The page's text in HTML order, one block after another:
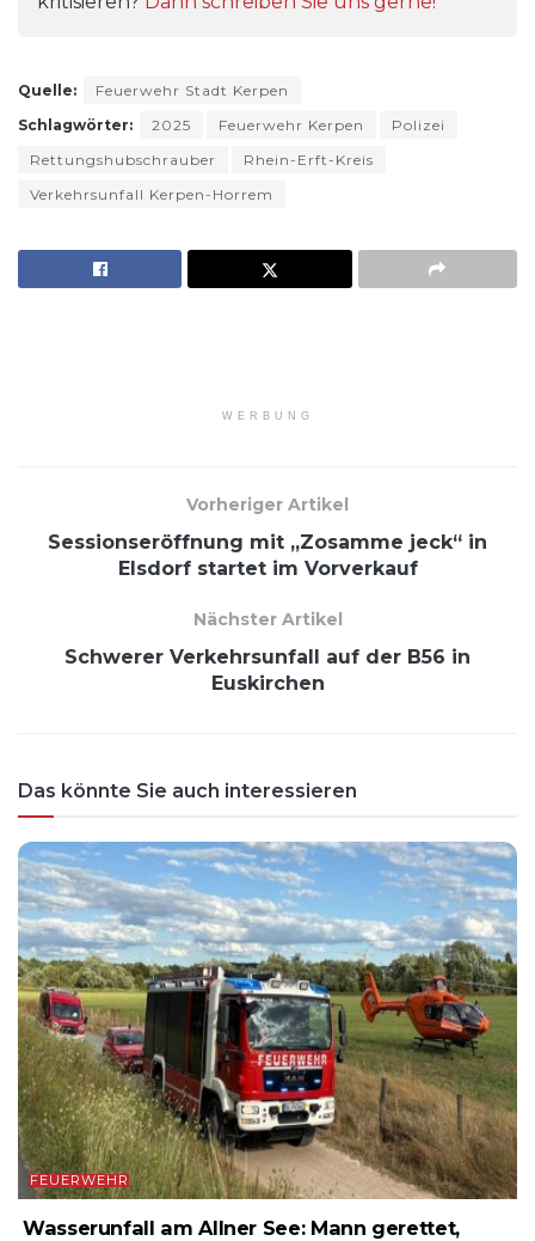
Quelle:
Feuerwehr Stadt Kerpen
Schlagwörter:
2025 Feuerwehr Kerpen
Polizei
Rettungshubschrauber
Rhein-Erft-Kreis
Verkehrsunfall Kerpen-Horrem
WERBUNG
Vorheriger Artikel
Sessionseröffnung mit „Zosamme jeck“ in
Elsdorf startet im Vorverkauf
Nächster Artikel
Schwerer Verkehrsunfall auf der B56 in
Euskirchen
Das könnte Sie auch interessieren
FEUERWEHR
Wasserunfall am Allner See: Mann gerettet,